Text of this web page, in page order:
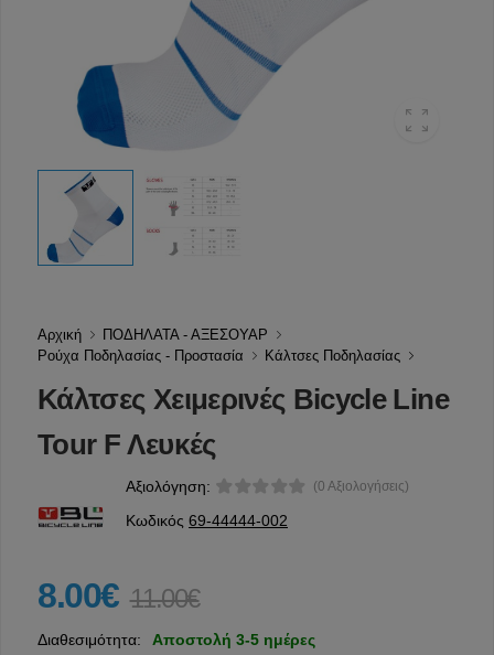
Αρχική
ΠΟΔΗΛΑΤΑ - ΑΞΕΣΟΥΑΡ
Ρούχα Ποδηλασίας - Προστασία
Κάλτσες Ποδηλασίας
Κάλτσες Χειμερινές Bicycle Line
Tour F Λευκές
Αξιολόγηση: (0 Αξιολογήσεις)
Κωδικός 69-44444-002
8.00€ 11.00€
Διαθεσιμότητα: Αποστολή 3-5 ημέρες